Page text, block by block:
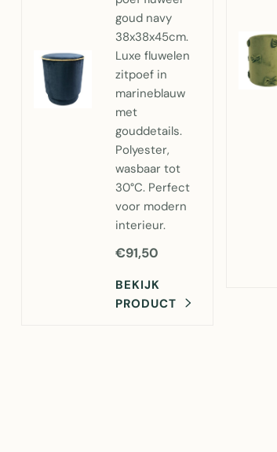
goud navy
38x38x45cm.
Luxe fluwelen
zitpoef in
marineblauw
met
gouddetails.
Polyester,
wasbaar tot
30°C. Perfect
voor modern
interieur.
€91,50
BEKIJK
PRODUCT